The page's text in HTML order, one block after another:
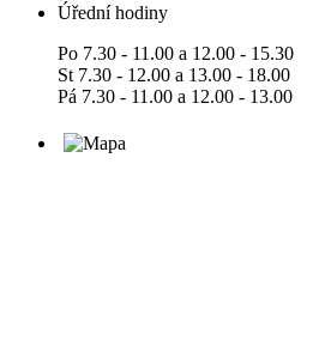
Úřední hodiny
Po 7.30 - 11.00 a 12.00 - 15.30
St 7.30 - 12.00 a 13.00 - 18.00
Pá 7.30 - 11.00 a 12.00 - 13.00